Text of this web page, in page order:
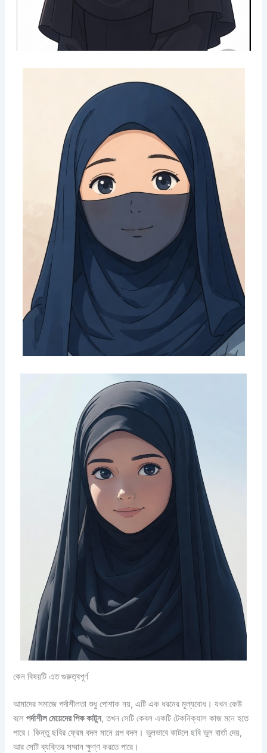
কেন বিষয়টি এত গুরুত্বপূর্ণ
আমাদের সমাজে পর্দাশীলতা শুধু পোশাক নয়, এটি এক ধরনের মূল্যবোধ। যখন কেউ
বলেপর্দাশীল মেয়েদের পিক কাটুন, তখন সেটি কেবল একটি টেকনিক্যাল কাজ মনে হতে
পারে। কিন্তু ছবির ফ্রেম বদল মানে গল্প বদল। ভুলভাবে কাটলে ছবি ভুল বার্তা দেয়,
আর সেটি ব্যক্তির সম্মান ক্ষুণ্ণ করতে পারে।